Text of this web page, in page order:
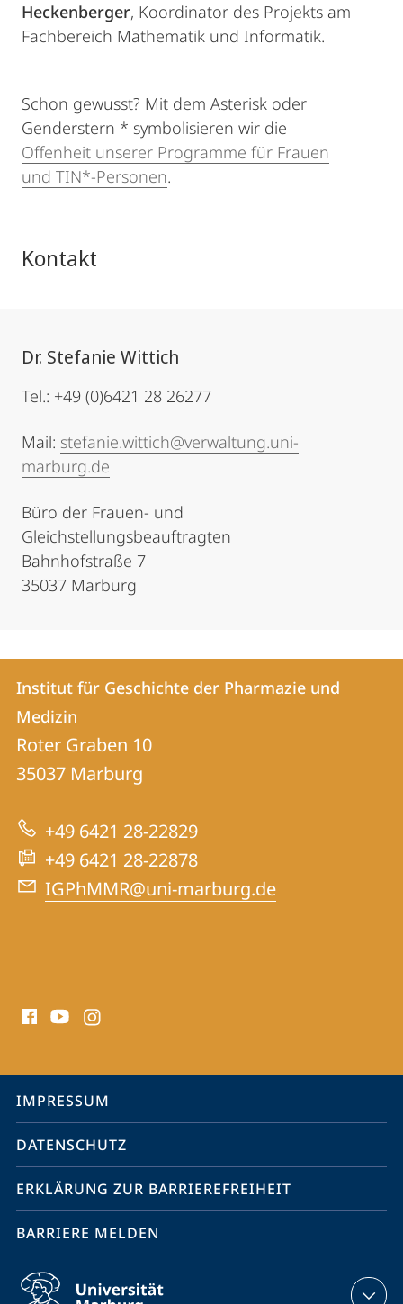
Heckenberger, Koordinator des Projekts am
Fachbereich Mathematik und Informatik.
Schon gewusst? Mit dem Asterisk oder
Genderstern * symbolisieren wir die
Offenheit unserer Programme für Frauen
und TIN*-Personen.
Kontakt
Dr. Stefanie Wittich
Tel.: +49 (0)6421 28 26277
Mail: stefanie.wittich@verwaltung.uni-
marburg.de
Büro der Frauen- und
Gleichstellungsbeauftragten
Bahnhofstraße 7
35037 Marburg
Kontakt
und
Informationen
zur
Website
Kontaktinformationen
Institut
für
Geschichte
Pharmazie
und
Medizin
Institut für Geschichte der Pharmazie und
Medizin
Roter Graben 10
35037 Marburg
+49 6421 28-22829
+49 6421 28-22878
IGPhMMR@uni-marburg.de
Media
Service-
Navigation
IMPRESSUM
DATENSCHUTZ
ERKLÄRUNG ZUR BARRIEREFREIHEIT
BARRIERE MELDEN